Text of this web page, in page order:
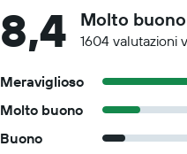
8,4 Molto buono
1604 valutazioni
Meraviglioso
Molto buono
Buono